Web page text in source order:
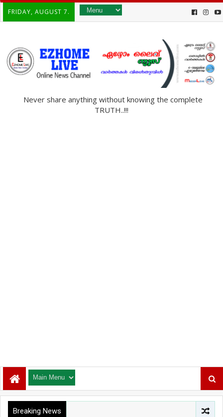
FRIDAY, AUGUST 7.
Never share anything without knowing the complete
TRUTH..!!!
Breaking News